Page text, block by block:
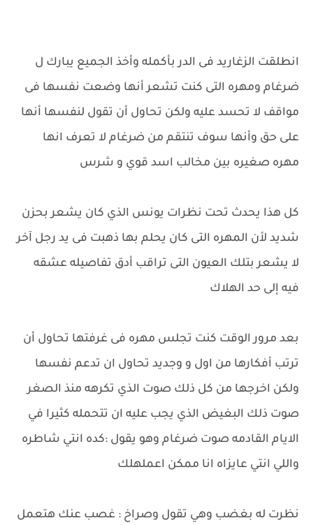
انطلقت الزغاريد فى الدر بأكمله وأخذ الجميع يبارك ل
ضرغام ومهره التى كنت تشعر أنها وضعت نفسها فى
مواقف لا تحسد عليه ولكن تحاول أن تقول لنفسها أنها
على حق وأنها سوف تنتقم من ضرغام لا تعرف انها
مهره صغيره بين مخالب اسد قوي و شرس
كل هذا يحدث تحت نظرات يونس الذي كان يشعر بحزن
شديد لأن المهره التى كان يحلم بها ذهبت فى يد رجل آخر
لا يشعر بتلك العيون التى تراقب أدق تفاصيله عشقه
فيه إلى حد الهلاك
بعد مرور الوقت كنت تجلس مهره فى غرفتها تحاول أن
ترتب أفكارها من اول و وجديد تحاول ان تدعم نفسها
ولكن اخرجها من كل ذلك صوت الذي تكرهه منذ الصغر
صوت ذلك البغيض الذي يجب عليه ان تتحمله كثيرا في
الايام القادمه صوت ضرغام وهو يقول :كده انتي شاطره
واللي انتي عايزاه انا ممكن اعملهلك
نظرت له بغضب وهي تقول وصراخ : غصب عنك هتعمل